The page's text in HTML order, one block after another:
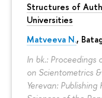
Structures of
Universities
Matveeva N.,
In bk.:
on Scientometrics
Yerevan: